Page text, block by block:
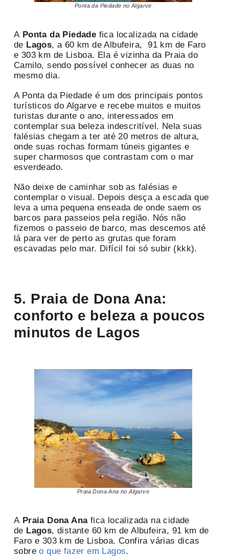
Ponta da Piedade no Algarve
A Ponta da Piedade fica localizada na cidade
de Lagos, a 60 km de Albufeira, 91 km de Faro
e 303 km de Lisboa. Ela é vizinha da Praia do
Camilo, sendo possível conhecer as duas no
mesmo dia.
A Ponta da Piedade é um dos principais pontos
turísticos do Algarve e recebe muitos e muitos
turistas durante o ano, interessados em
contemplar sua beleza indescritível. Nela suas
falésias chegam a ter até 20 metros de altura,
onde suas rochas formam túneis gigantes e
super charmosos que contrastam com o mar
esverdeado.
Não deixe de caminhar sob as falésias e
contemplar o visual. Depois desça a escada que
leva a uma pequena enseada de onde saem os
barcos para passeios pela região. Nós não
fizemos o passeio de barco, mas descemos até
lá para ver de perto as grutas que foram
escavadas pelo mar. Difícil foi só subir (kkk).
5. Praia de Dona Ana:
conforto e beleza a poucos
minutos de Lagos
Praia Dona Ana no Algarve
A Praia Dona Anafica localizada na cidade
de Lagos, distante 60 km de Albufeira, 91 km de
Faro e 303 km de Lisboa. Confira várias dicas
sobreo que fazer em Lagos.